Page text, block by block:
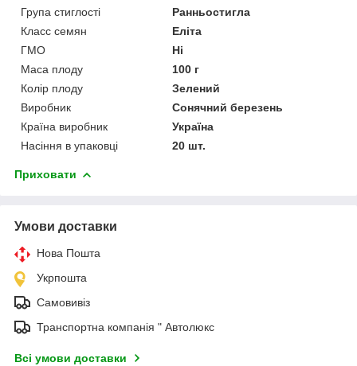
Група стиглості
Ранньостигла
Класс семян
Еліта
ГМО
Ні
Маса плоду
100 г
Колір плоду
Зелений
Виробник
Сонячний березень
Країна виробник
Україна
Насіння в упаковці
20 шт.
Приховати
Умови доставки
Нова Пошта
Укрпошта
Самовивіз
Транспортна компанія " Автолюкс
Всі умови доставки